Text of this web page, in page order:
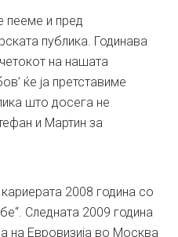
пееме и пред
публика. Годинава
на нашата
ќе ја претставиме
што досега не
и Мартин за
2008 година со
Следната 2009 година
на Евровизија во Москва